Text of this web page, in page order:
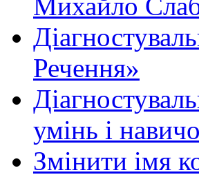
Михайло
Речення»
умінь і
Змінити імя